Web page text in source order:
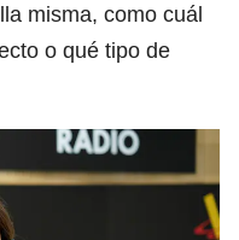
misma, como cuál
o qué tipo de